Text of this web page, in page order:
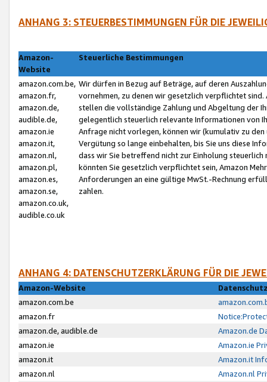
ANHANG 3: STEUERBESTIMMUNGEN FÜR DIE
Amazon-
Website
Steuerliche Bestimmungen
amazon.com.be,
amazon.fr,
amazon.de,
audible.de,
amazon.ie
amazon.it,
amazon.nl,
amazon.pl,
amazon.es,
amazon.se,
amazon.co.uk,
audible.co.uk
Wir dürfen in Bezug auf Beträge, auf deren
vornehmen, zu denen wir gesetzlich verpflichtet
stellen die vollständige Zahlung und Abgeltung der
gelegentlich steuerlich relevante Informationen von
Anfrage nicht vorlegen, können wir (kumulativ zu
Vergütung so lange einbehalten, bis Sie uns diese
dass wir Sie betreffend nicht zur Einholung
könnten Sie gesetzlich verpflichtet sein, Amazon
Anforderungen an eine gültige MwSt.-Rechnung
zahlen.
ANHANG 4: DATENSCHUTZERKLÄRUNG FÜR DIE
Amazon-Website
amazon.com.be
amazon.fr
amazon.de, audible.de
Amazon.de
amazon.ie
Amazon.ie
amazon.it
Amazon.it
amazon.nl
Amazon.nl